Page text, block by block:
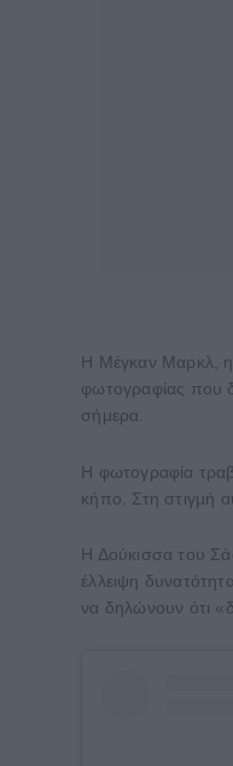
Η Μέγκαν Μαρκλ, η
φωτογραφίας που
σήμερα.
Η φωτογραφία
κήπο. Στη στιγμή
Η Δούκισσα του
έλλειψη
να δηλώνουν ότι